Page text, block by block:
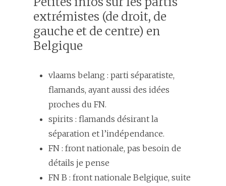
extrémistes (de droit, de
gauche et de centre) en
Belgique
vlaams belang : parti séparatiste,
flamands, ayant aussi des idées
proches du FN.
spirits : flamands désirant la
séparation et l’indépendance.
FN : front nationale, pas besoin de
détails je pense
FN B : front nationale Belgique, suite